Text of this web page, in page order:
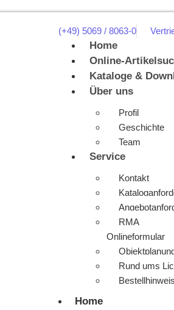
(+49) 5069 / 8063-0
Home
Online-
Kataloge &
Über uns
Profil
Geschichte
Team
Service
Kontakt
RMA
Onlineformular
Rund ums
Home